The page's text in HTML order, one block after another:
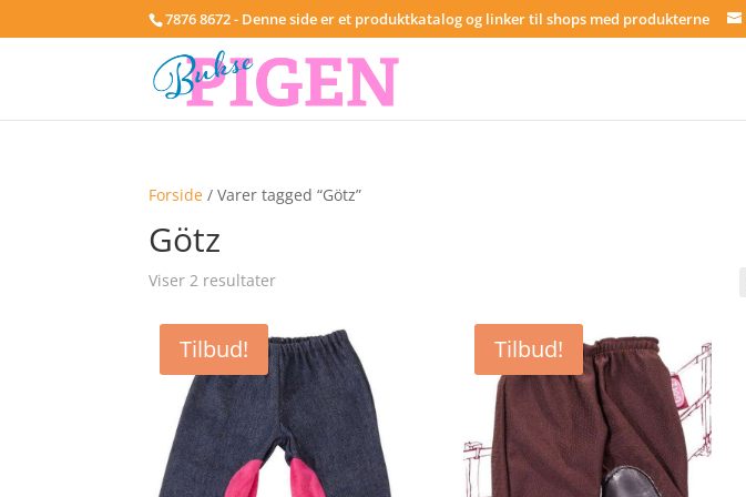
7876 8672 - Denne side er et produktkatalog og linker til shops med produkterne
Forside / Varer tagged “Götz”
Götz
Viser 2 resultater
Tilbud! Tilbud!